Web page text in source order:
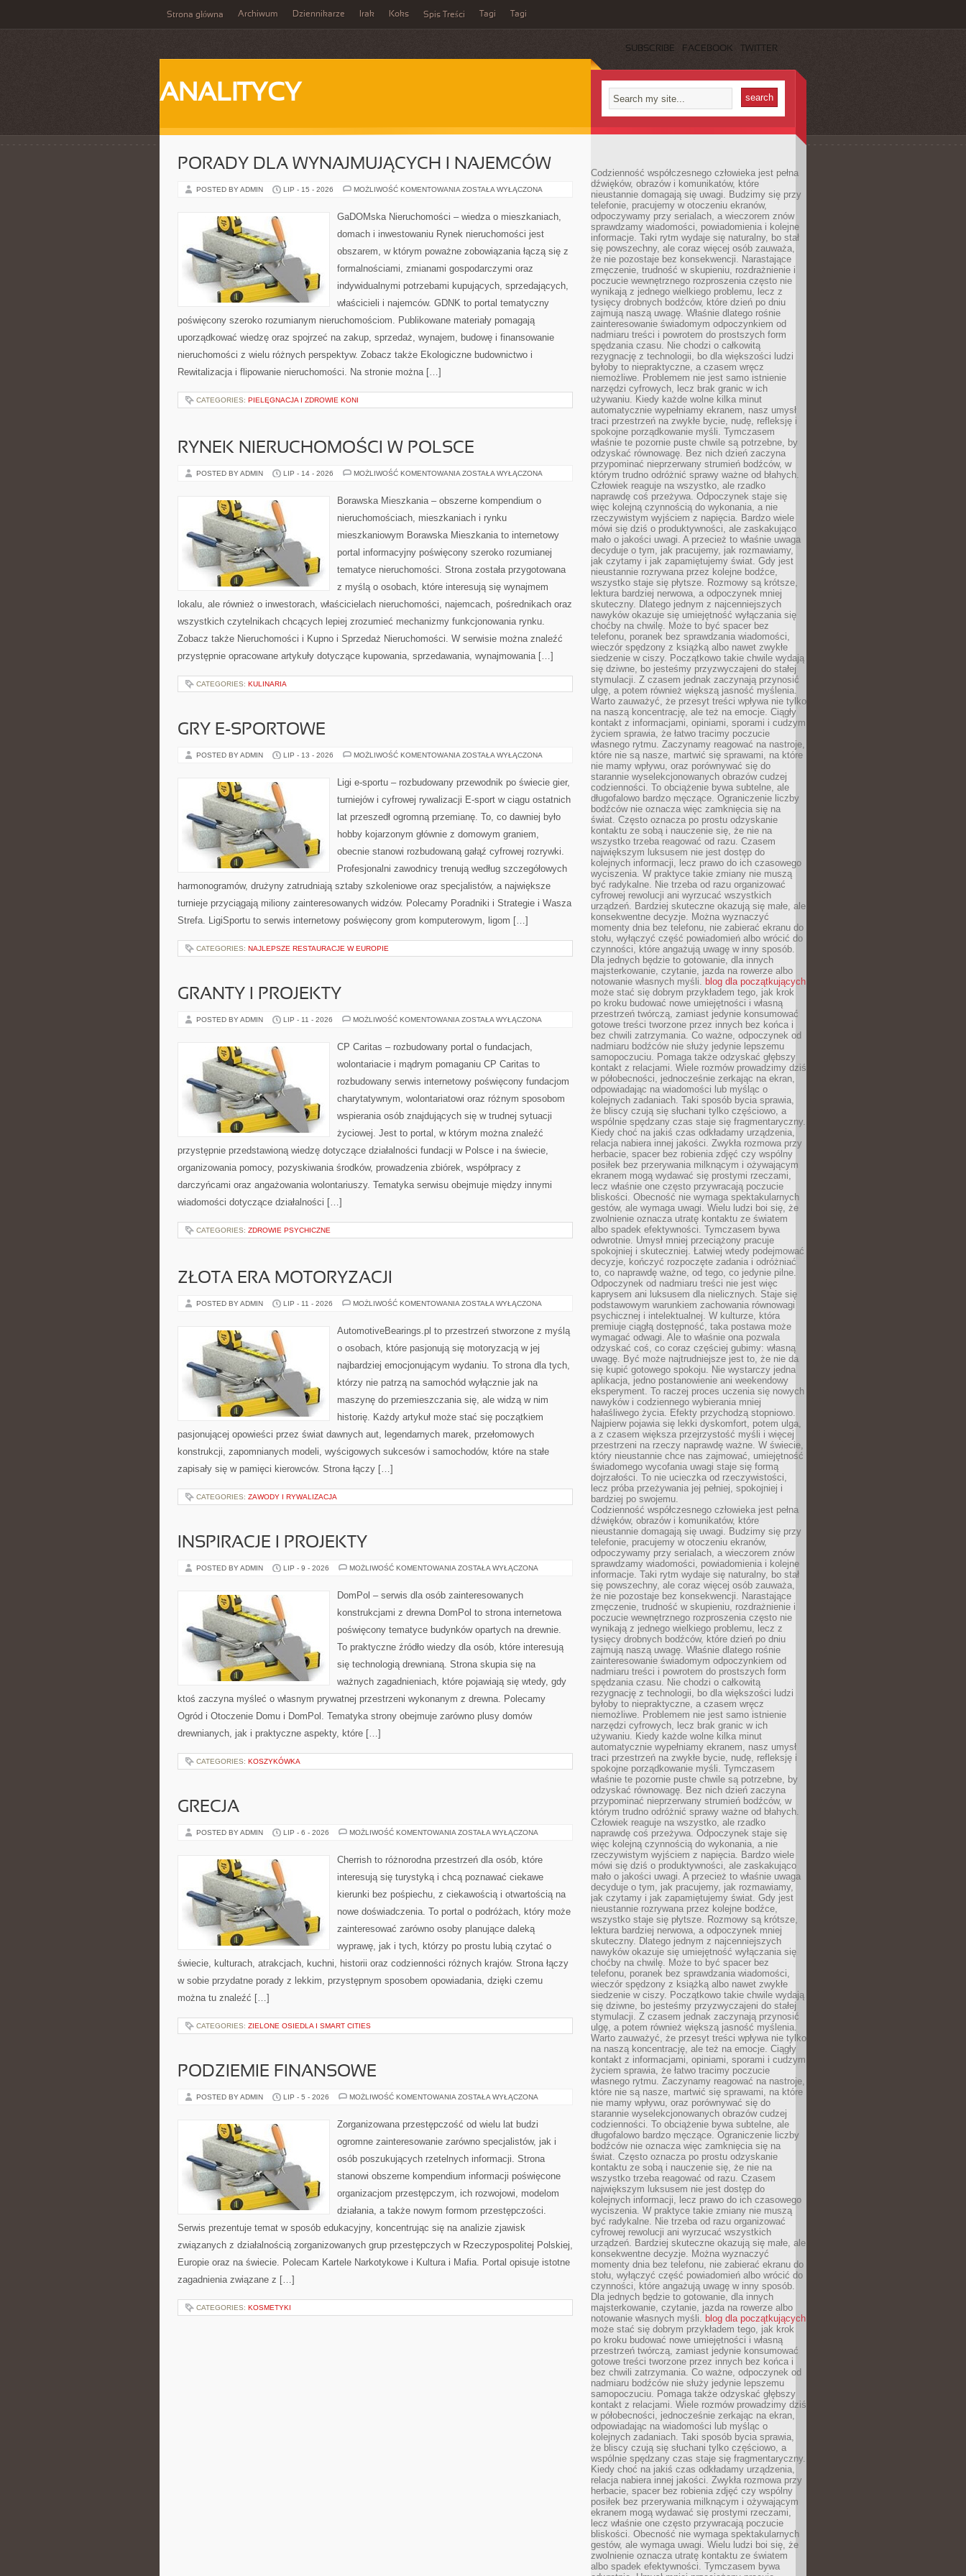
Strona główna Archiwum Dziennikarze Irak Koks Spis Treści Tagi Tagi
SUBSCRIBE FACEBOOK TWITTER
ANALITYCY
PORADY DLA WYNAJMUJĄCYCH I NAJEMCÓW
POSTED BY ADMIN LIP - 15 - 2026 MOŻLIWOŚĆ KOMENTOWANIA PORADY
NAJEMCÓW
ZOSTAŁA WYŁĄCZONA
GaDOMska Nieruchomości – wiedza o mieszkaniach,
domach i inwestowaniu Rynek nieruchomości jest
obszarem, w którym poważne zobowiązania łączą się z
formalnościami, zmianami gospodarczymi oraz
indywidualnymi potrzebami kupujących, sprzedających,
właścicieli i najemców. GDNK to portal tematyczny
poświęcony szeroko rozumianym nieruchomościom. Publikowane materiały pomagają
uporządkować wiedzę oraz spojrzeć na zakup, sprzedaż, wynajem, budowę i finansowanie
nieruchomości z wielu różnych perspektyw. Zobacz także Ekologiczne budownictwo i
Rewitalizacja i flipowanie nieruchomości. Na stronie można […]
CATEGORIES: PIELĘGNACJA I ZDROWIE KONI
RYNEK NIERUCHOMOŚCI W POLSCE
POSTED BY ADMIN LIP - 14 - 2026 MOŻLIWOŚĆ KOMENTOWANIA RYNEK
POLSCE
ZOSTAŁA WYŁĄCZONA
Borawska Mieszkania – obszerne kompendium o
nieruchomościach, mieszkaniach i rynku
mieszkaniowym Borawska Mieszkania to internetowy
portal informacyjny poświęcony szeroko rozumianej
tematyce nieruchomości. Strona została przygotowana
z myślą o osobach, które interesują się wynajmem
lokalu, ale również o inwestorach, właścicielach nieruchomości, najemcach, pośrednikach oraz
wszystkich czytelnikach chcących lepiej zrozumieć mechanizmy funkcjonowania rynku.
Zobacz także Nieruchomości i Kupno i Sprzedaż Nieruchomości. W serwisie można znaleźć
przystępnie opracowane artykuły dotyczące kupowania, sprzedawania, wynajmowania […]
CATEGORIES: KULINARIA
GRY E-SPORTOWE
POSTED BY ADMIN LIP - 13 - 2026 MOŻLIWOŚĆ KOMENTOWANIA GRY
ZOSTAŁA WYŁĄCZONA
Ligi e-sportu – rozbudowany przewodnik po świecie gier,
turniejów i cyfrowej rywalizacji E-sport w ciągu ostatnich
lat przeszedł ogromną przemianę. To, co dawniej było
hobby kojarzonym głównie z domowym graniem,
obecnie stanowi rozbudowaną gałąź cyfrowej rozrywki.
Profesjonalni zawodnicy trenują według szczegółowych
harmonogramów, drużyny zatrudniają sztaby szkoleniowe oraz specjalistów, a największe
turnieje przyciągają miliony zainteresowanych widzów. Polecamy Poradniki i Strategie i Wasza
Strefa. LigiSportu to serwis internetowy poświęcony grom komputerowym, ligom […]
CATEGORIES: NAJLEPSZE RESTAURACJE W EUROPIE
GRANTY I PROJEKTY
POSTED BY ADMIN LIP - 11 - 2026 MOŻLIWOŚĆ KOMENTOWANIA GRANTY
ZOSTAŁA WYŁĄCZONA
CP Caritas – rozbudowany portal o fundacjach,
wolontariacie i mądrym pomaganiu CP Caritas to
rozbudowany serwis internetowy poświęcony fundacjom
charytatywnym, wolontariatowi oraz różnym sposobom
wspierania osób znajdujących się w trudnej sytuacji
życiowej. Jest to portal, w którym można znaleźć
przystępnie przedstawioną wiedzę dotyczące działalności fundacji w Polsce i na świecie,
organizowania pomocy, pozyskiwania środków, prowadzenia zbiórek, współpracy z
darczyńcami oraz angażowania wolontariuszy. Tematyka serwisu obejmuje między innymi
wiadomości dotyczące działalności […]
CATEGORIES: ZDROWIE PSYCHICZNE
ZŁOTA ERA MOTORYZACJI
POSTED BY ADMIN LIP - 11 - 2026 MOŻLIWOŚĆ KOMENTOWANIA ZŁOTA
ZOSTAŁA WYŁĄCZONA
AutomotiveBearings.pl to przestrzeń stworzone z myślą
o osobach, które pasjonują się motoryzacją w jej
najbardziej emocjonującym wydaniu. To strona dla tych,
którzy nie patrzą na samochód wyłącznie jak na
maszynę do przemieszczania się, ale widzą w nim
historię. Każdy artykuł może stać się początkiem
pasjonującej opowieści przez świat dawnych aut, legendarnych marek, przełomowych
konstrukcji, zapomnianych modeli, wyścigowych sukcesów i samochodów, które na stałe
zapisały się w pamięci kierowców. Strona łączy […]
CATEGORIES: ZAWODY I RYWALIZACJA
INSPIRACJE I PROJEKTY
POSTED BY ADMIN LIP - 9 - 2026 MOŻLIWOŚĆ KOMENTOWANIA INSPIRACJE
ZOSTAŁA WYŁĄCZONA
DomPol – serwis dla osób zainteresowanych
konstrukcjami z drewna DomPol to strona internetowa
poświęcony tematyce budynków opartych na drewnie.
To praktyczne źródło wiedzy dla osób, które interesują
się technologią drewnianą. Strona skupia się na
ważnych zagadnieniach, które pojawiają się wtedy, gdy
ktoś zaczyna myśleć o własnym prywatnej przestrzeni wykonanym z drewna. Polecamy
Ogród i Otoczenie Domu i DomPol. Tematyka strony obejmuje zarówno plusy domów
drewnianych, jak i praktyczne aspekty, które […]
CATEGORIES: KOSZYKÓWKA
GRECJA
POSTED BY ADMIN LIP - 6 - 2026 MOŻLIWOŚĆ KOMENTOWANIA GRECJA
ZOSTAŁA WYŁĄCZONA
Cherrish to różnorodna przestrzeń dla osób, które
interesują się turystyką i chcą poznawać ciekawe
kierunki bez pośpiechu, z ciekawością i otwartością na
nowe doświadczenia. To portal o podróżach, który może
zainteresować zarówno osoby planujące daleką
wyprawę, jak i tych, którzy po prostu lubią czytać o
świecie, kulturach, atrakcjach, kuchni, historii oraz codzienności różnych krajów. Strona łączy
w sobie przydatne porady z lekkim, przystępnym sposobem opowiadania, dzięki czemu
można tu znaleźć […]
CATEGORIES: ZIELONE OSIEDLA I SMART CITIES
PODZIEMIE FINANSOWE
POSTED BY ADMIN LIP - 5 - 2026 MOŻLIWOŚĆ KOMENTOWANIA PODZIEMIE
ZOSTAŁA WYŁĄCZONA
Zorganizowana przestępczość od wielu lat budzi
ogromne zainteresowanie zarówno specjalistów, jak i
osób poszukujących rzetelnych informacji. Strona
stanowi obszerne kompendium informacji poświęcone
organizacjom przestępczym, ich rozwojowi, modelom
działania, a także nowym formom przestępczości.
Serwis prezentuje temat w sposób edukacyjny, koncentrując się na analizie zjawisk
związanych z działalnością zorganizowanych grup przestępczych w Rzeczypospolitej Polskiej,
Europie oraz na świecie. Polecam Kartele Narkotykowe i Kultura i Mafia. Portal opisuje istotne
zagadnienia związane z […]
CATEGORIES: KOSMETYKI
Codzienność współczesnego człowieka jest pełna
dźwięków, obrazów i komunikatów, które
nieustannie domagają się uwagi. Budzimy się przy
telefonie, pracujemy w otoczeniu ekranów,
odpoczywamy przy serialach, a wieczorem znów
sprawdzamy wiadomości, powiadomienia i kolejne
informacje. Taki rytm wydaje się naturalny, bo stał
się powszechny, ale coraz więcej osób zauważa,
że nie pozostaje bez konsekwencji. Narastające
zmęczenie, trudność w skupieniu, rozdrażnienie i
poczucie wewnętrznego rozproszenia często nie
wynikają z jednego wielkiego problemu, lecz z
tysięcy drobnych bodźców, które dzień po dniu
zajmują naszą uwagę. Właśnie dlatego rośnie
zainteresowanie świadomym odpoczynkiem od
nadmiaru treści i powrotem do prostszych form
spędzania czasu. Nie chodzi o całkowitą
rezygnację z technologii, bo dla większości ludzi
byłoby to niepraktyczne, a czasem wręcz
niemożliwe. Problemem nie jest samo istnienie
narzędzi cyfrowych, lecz brak granic w ich
używaniu. Kiedy każde wolne kilka minut
automatycznie wypełniamy ekranem, nasz umysł
traci przestrzeń na zwykłe bycie, nudę, refleksję i
spokojne porządkowanie myśli. Tymczasem
właśnie te pozornie puste chwile są potrzebne, by
odzyskać równowagę. Bez nich dzień zaczyna
przypominać nieprzerwany strumień bodźców, w
którym trudno odróżnić sprawy ważne od błahych.
Człowiek reaguje na wszystko, ale rzadko
naprawdę coś przeżywa. Odpoczynek staje się
więc kolejną czynnością do wykonania, a nie
rzeczywistym wyjściem z napięcia. Bardzo wiele
mówi się dziś o produktywności, ale zaskakująco
mało o jakości uwagi. A przecież to właśnie uwaga
decyduje o tym, jak pracujemy, jak rozmawiamy,
jak czytamy i jak zapamiętujemy świat. Gdy jest
nieustannie rozrywana przez kolejne bodźce,
wszystko staje się płytsze. Rozmowy są krótsze,
lektura bardziej nerwowa, a odpoczynek mniej
skuteczny. Dlatego jednym z najcenniejszych
nawyków okazuje się umiejętność wyłączania się
choćby na chwilę. Może to być spacer bez
telefonu, poranek bez sprawdzania wiadomości,
wieczór spędzony z książką albo nawet zwykłe
siedzenie w ciszy. Początkowo takie chwile wydają
się dziwne, bo jesteśmy przyzwyczajeni do stałej
stymulacji. Z czasem jednak zaczynają przynosić
ulgę, a potem również większą jasność myślenia.
Warto zauważyć, że przesyt treści wpływa nie tylko
na naszą koncentrację, ale też na emocje. Ciągły
kontakt z informacjami, opiniami, sporami i cudzym
życiem sprawia, że łatwo tracimy poczucie
własnego rytmu. Zaczynamy reagować na nastroje,
które nie są nasze, martwić się sprawami, na które
nie mamy wpływu, oraz porównywać się do
starannie wyselekcjonowanych obrazów cudzej
codzienności. To obciążenie bywa subtelne, ale
długofalowo bardzo męczące. Ograniczenie liczby
bodźców nie oznacza więc zamknięcia się na
świat. Często oznacza po prostu odzyskanie
kontaktu ze sobą i nauczenie się, że nie na
wszystko trzeba reagować od razu. Czasem
największym luksusem nie jest dostęp do
kolejnych informacji, lecz prawo do ich czasowego
wyciszenia. W praktyce takie zmiany nie muszą
być radykalne. Nie trzeba od razu organizować
cyfrowej rewolucji ani wyrzucać wszystkich
urządzeń. Bardziej skuteczne okazują się małe, ale
konsekwentne decyzje. Można wyznaczyć
momenty dnia bez telefonu, nie zabierać ekranu do
stołu, wyłączyć część powiadomień albo wrócić do
czynności, które angażują uwagę w inny sposób.
Dla jednych będzie to gotowanie, dla innych
majsterkowanie, czytanie, jazda na rowerze albo
notowanie własnych myśli. blog dla początkujących
może stać się dobrym przykładem tego, jak krok
po kroku budować nowe umiejętności i własną
przestrzeń twórczą, zamiast jedynie konsumować
gotowe treści tworzone przez innych bez końca i
bez chwili zatrzymania. Co ważne, odpoczynek od
nadmiaru bodźców nie służy jedynie lepszemu
samopoczuciu. Pomaga także odzyskać głębszy
kontakt z relacjami. Wiele rozmów prowadzimy dziś
w półobecności, jednocześnie zerkając na ekran,
odpowiadając na wiadomości lub myśląc o
kolejnych zadaniach. Taki sposób bycia sprawia,
że bliscy czują się słuchani tylko częściowo, a
wspólnie spędzany czas staje się fragmentaryczny.
Kiedy choć na jakiś czas odkładamy urządzenia,
relacja nabiera innej jakości. Zwykła rozmowa przy
herbacie, spacer bez robienia zdjęć czy wspólny
posiłek bez przerywania milknącym i ożywającym
ekranem mogą wydawać się prostymi rzeczami,
lecz właśnie one często przywracają poczucie
bliskości. Obecność nie wymaga spektakularnych
gestów, ale wymaga uwagi. Wielu ludzi boi się, że
zwolnienie oznacza utratę kontaktu ze światem
albo spadek efektywności. Tymczasem bywa
odwrotnie. Umysł mniej przeciążony pracuje
spokojniej i skuteczniej. Łatwiej wtedy podejmować
decyzje, kończyć rozpoczęte zadania i odróżniać
to, co naprawdę ważne, od tego, co jedynie pilne.
Odpoczynek od nadmiaru treści nie jest więc
kaprysem ani luksusem dla nielicznych. Staje się
podstawowym warunkiem zachowania równowagi
psychicznej i intelektualnej. W kulturze, która
premiuje ciągłą dostępność, taka postawa może
wymagać odwagi. Ale to właśnie ona pozwala
odzyskać coś, co coraz częściej gubimy: własną
uwagę. Być może najtrudniejsze jest to, że nie da
się kupić gotowego spokoju. Nie wystarczy jedna
aplikacja, jedno postanowienie ani weekendowy
eksperyment. To raczej proces uczenia się nowych
nawyków i codziennego wybierania mniej
hałaśliwego życia. Efekty przychodzą stopniowo.
Najpierw pojawia się lekki dyskomfort, potem ulga,
a z czasem większa przejrzystość myśli i więcej
przestrzeni na rzeczy naprawdę ważne. W świecie,
który nieustannie chce nas zajmować, umiejętność
świadomego wycofania uwagi staje się formą
dojrzałości. To nie ucieczka od rzeczywistości,
lecz próba przeżywania jej pełniej, spokojniej i
bardziej po swojemu.
Codzienność współczesnego człowieka jest pełna
dźwięków, obrazów i komunikatów, które
nieustannie domagają się uwagi. Budzimy się przy
telefonie, pracujemy w otoczeniu ekranów,
odpoczywamy przy serialach, a wieczorem znów
sprawdzamy wiadomości, powiadomienia i kolejne
informacje. Taki rytm wydaje się naturalny, bo stał
się powszechny, ale coraz więcej osób zauważa,
że nie pozostaje bez konsekwencji. Narastające
zmęczenie, trudność w skupieniu, rozdrażnienie i
poczucie wewnętrznego rozproszenia często nie
wynikają z jednego wielkiego problemu, lecz z
tysięcy drobnych bodźców, które dzień po dniu
zajmują naszą uwagę. Właśnie dlatego rośnie
zainteresowanie świadomym odpoczynkiem od
nadmiaru treści i powrotem do prostszych form
spędzania czasu. Nie chodzi o całkowitą
rezygnację z technologii, bo dla większości ludzi
byłoby to niepraktyczne, a czasem wręcz
niemożliwe. Problemem nie jest samo istnienie
narzędzi cyfrowych, lecz brak granic w ich
używaniu. Kiedy każde wolne kilka minut
automatycznie wypełniamy ekranem, nasz umysł
traci przestrzeń na zwykłe bycie, nudę, refleksję i
spokojne porządkowanie myśli. Tymczasem
właśnie te pozornie puste chwile są potrzebne, by
odzyskać równowagę. Bez nich dzień zaczyna
przypominać nieprzerwany strumień bodźców, w
którym trudno odróżnić sprawy ważne od błahych.
Człowiek reaguje na wszystko, ale rzadko
naprawdę coś przeżywa. Odpoczynek staje się
więc kolejną czynnością do wykonania, a nie
rzeczywistym wyjściem z napięcia. Bardzo wiele
mówi się dziś o produktywności, ale zaskakująco
mało o jakości uwagi. A przecież to właśnie uwaga
decyduje o tym, jak pracujemy, jak rozmawiamy,
jak czytamy i jak zapamiętujemy świat. Gdy jest
nieustannie rozrywana przez kolejne bodźce,
wszystko staje się płytsze. Rozmowy są krótsze,
lektura bardziej nerwowa, a odpoczynek mniej
skuteczny. Dlatego jednym z najcenniejszych
nawyków okazuje się umiejętność wyłączania się
choćby na chwilę. Może to być spacer bez
telefonu, poranek bez sprawdzania wiadomości,
wieczór spędzony z książką albo nawet zwykłe
siedzenie w ciszy. Początkowo takie chwile wydają
się dziwne, bo jesteśmy przyzwyczajeni do stałej
stymulacji. Z czasem jednak zaczynają przynosić
ulgę, a potem również większą jasność myślenia.
Warto zauważyć, że przesyt treści wpływa nie tylko
na naszą koncentrację, ale też na emocje. Ciągły
kontakt z informacjami, opiniami, sporami i cudzym
życiem sprawia, że łatwo tracimy poczucie
własnego rytmu. Zaczynamy reagować na nastroje,
które nie są nasze, martwić się sprawami, na które
nie mamy wpływu, oraz porównywać się do
starannie wyselekcjonowanych obrazów cudzej
codzienności. To obciążenie bywa subtelne, ale
długofalowo bardzo męczące. Ograniczenie liczby
bodźców nie oznacza więc zamknięcia się na
świat. Często oznacza po prostu odzyskanie
kontaktu ze sobą i nauczenie się, że nie na
wszystko trzeba reagować od razu. Czasem
największym luksusem nie jest dostęp do
kolejnych informacji, lecz prawo do ich czasowego
wyciszenia. W praktyce takie zmiany nie muszą
być radykalne. Nie trzeba od razu organizować
cyfrowej rewolucji ani wyrzucać wszystkich
urządzeń. Bardziej skuteczne okazują się małe, ale
konsekwentne decyzje. Można wyznaczyć
momenty dnia bez telefonu, nie zabierać ekranu do
stołu, wyłączyć część powiadomień albo wrócić do
czynności, które angażują uwagę w inny sposób.
Dla jednych będzie to gotowanie, dla innych
majsterkowanie, czytanie, jazda na rowerze albo
notowanie własnych myśli. blog dla początkujących
może stać się dobrym przykładem tego, jak krok
po kroku budować nowe umiejętności i własną
przestrzeń twórczą, zamiast jedynie konsumować
gotowe treści tworzone przez innych bez końca i
bez chwili zatrzymania. Co ważne, odpoczynek od
nadmiaru bodźców nie służy jedynie lepszemu
samopoczuciu. Pomaga także odzyskać głębszy
kontakt z relacjami. Wiele rozmów prowadzimy dziś
w półobecności, jednocześnie zerkając na ekran,
odpowiadając na wiadomości lub myśląc o
kolejnych zadaniach. Taki sposób bycia sprawia,
że bliscy czują się słuchani tylko częściowo, a
wspólnie spędzany czas staje się fragmentaryczny.
Kiedy choć na jakiś czas odkładamy urządzenia,
relacja nabiera innej jakości. Zwykła rozmowa przy
herbacie, spacer bez robienia zdjęć czy wspólny
posiłek bez przerywania milknącym i ożywającym
ekranem mogą wydawać się prostymi rzeczami,
lecz właśnie one często przywracają poczucie
bliskości. Obecność nie wymaga spektakularnych
gestów, ale wymaga uwagi. Wielu ludzi boi się, że
zwolnienie oznacza utratę kontaktu ze światem
albo spadek efektywności. Tymczasem bywa